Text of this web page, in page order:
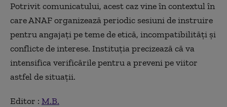
Potrivit comunicatului, acest caz vine în contextul în
care ANAF organizează periodic sesiuni de instruire
pentru angajaţi pe teme de etică, incompatibilităţi şi
conflicte de interese. Instituţia precizează că va
intensifica verificările pentru a preveni pe viitor
astfel de situaţii.
Editor : M.B.